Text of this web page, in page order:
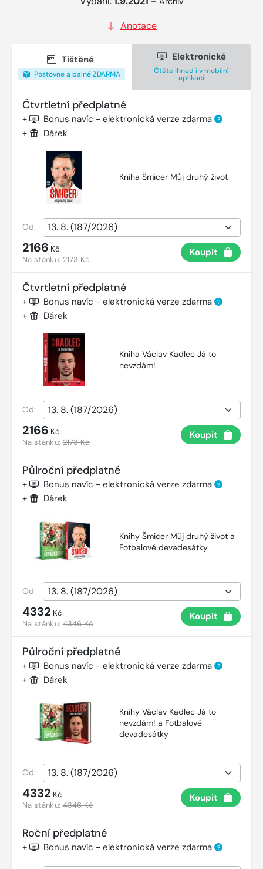
Anotace
Tištěné
Poštovné a balné ZDARMA
Elektronické
Čtěte ihned i v mobilní
aplikaci
Čtvrtletní předplatné
+ Bonus navíc - elektronická verze zdarma ?
+ Dárek
Kniha Šmicer Můj druhý život
Od:
2166 Kč
Na stánku:2173 Kč
Koupit
Čtvrtletní předplatné
+ Bonus navíc - elektronická verze zdarma ?
+ Dárek
Kniha Václav Kadlec Já to
nevzdám!
Od:
2166 Kč
Na stánku:2173 Kč
Koupit
Půlroční předplatné
+ Bonus navíc - elektronická verze zdarma ?
+ Dárek
Knihy Šmicer Můj druhý život a
Fotbalové devadesátky
Od:
4332 Kč
Na stánku:4346 Kč
Koupit
Půlroční předplatné
+ Bonus navíc - elektronická verze zdarma ?
+ Dárek
Knihy Václav Kadlec Já to
nevzdám! a Fotbalové
devadesátky
Od:
4332 Kč
Na stánku:4346 Kč
Koupit
Roční předplatné
+ Bonus navíc - elektronická verze zdarma ?